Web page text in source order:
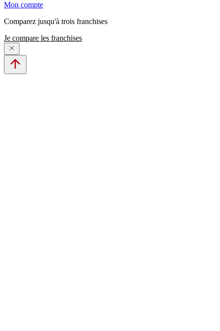
Mon compte
Comparez jusqu'à trois franchises
Je compare les franchises